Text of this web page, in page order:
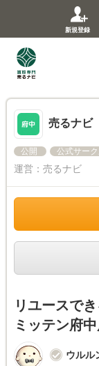
新規登録
売るナビ
公開 公式サー
運営： 売るナビ
リユースで
ミッテン府
ウルル